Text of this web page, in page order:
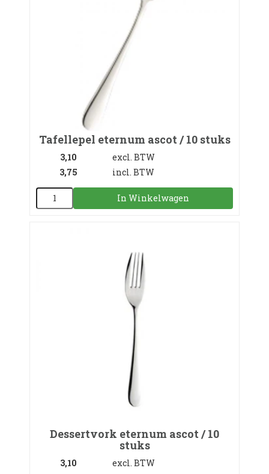
Tafellepel eternum ascot / 10 stuks
3,10
excl. BTW
3,75
incl. BTW
In Winkelwagen
Dessertvork eternum ascot / 10
stuks
3,10
excl. BTW